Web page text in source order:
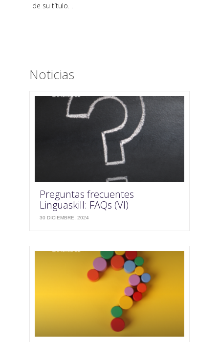
de su título. .
Noticias
Preguntas frecuentes
Linguaskill: FAQs (VI)
30 DICIEMBRE, 2024